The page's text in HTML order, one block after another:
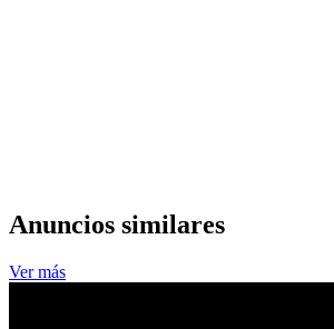
Anuncios similares
Ver más